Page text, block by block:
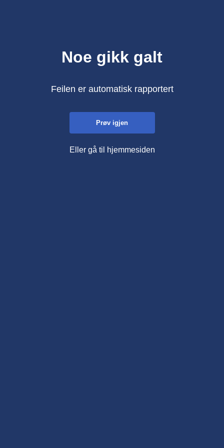
Noe gikk galt
Feilen er automatisk rapportert
Prøv igjen
Eller gå til hjemmesiden